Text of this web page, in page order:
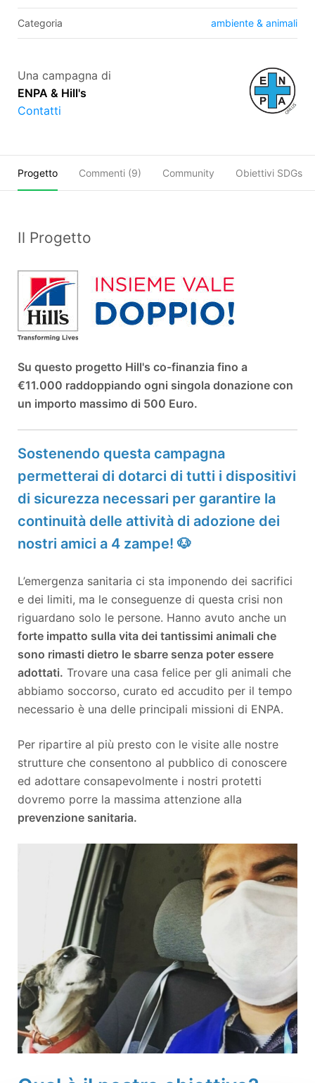
Categoria ambiente & animali
Una campagna di
ENPA & Hill's
Contatti
Progetto Commenti (9) Community Obiettivi SDGs
Il Progetto
Su questo progetto Hill's co-finanzia fino a
€11.000 raddoppiando ogni singola donazione con
un importo massimo di 500 Euro.
Sostenendo questa campagna
permetterai di dotarci di tutti i dispositivi
di sicurezza necessari per garantire la
continuità delle attività di adozione dei
nostri amici a 4 zampe! 🐶
L’emergenza sanitaria ci sta imponendo dei sacrifici
e dei limiti, ma le conseguenze di questa crisi non
riguardano solo le persone. Hanno avuto anche un
forte impatto sulla vita dei tantissimi animali che
sono rimasti dietro le sbarre senza poter essere
adottati. Trovare una casa felice per gli animali che
abbiamo soccorso, curato ed accudito per il tempo
necessario è una delle principali missioni di ENPA.
Per ripartire al più presto con le visite alle nostre
strutture che consentono al pubblico di conoscere
ed adottare consapevolmente i nostri protetti
dovremo porre la massima attenzione alla
prevenzione sanitaria.